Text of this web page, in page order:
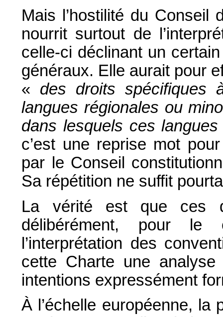
Mais l’hostilité du Conseil
nourrit surtout de
celle-ci déclinant un
généraux. Elle aurait pour
« des droits spécifiques
langues régionales ou
dans lesquels ces
c’est une reprise mot
par le Conseil
Sa répétition ne suffit
La vérité est que ces
délibérément, pour le
l’interprétation des
cette Charte une analyse
intentions expressément
À l’échelle européenne, la